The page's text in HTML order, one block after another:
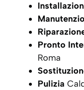
Pronto
Roma
Pulizia